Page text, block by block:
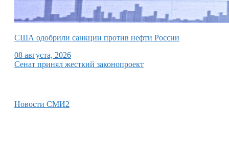
США одобрили санкции против нефти России
08 августа, 2026
Сенат принял жесткий законопроект
Новости СМИ2